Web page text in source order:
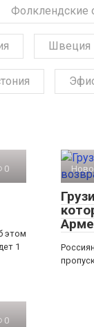
Фолклендские
Швеция
0
этом
1
0